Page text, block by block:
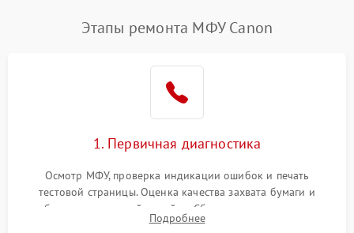
Этапы ремонта МФУ Canon
1. Первичная диагностика
Осмотр МФУ, проверка индикации ошибок и печать
тестовой страницы. Оценка качества захвата бумаги и
работы сканирующей линейки. Сбор данных о замятиях,
дефектах изображения или посторонних шумах при работе.
Подробнее